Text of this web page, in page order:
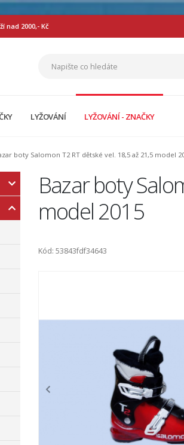
nad 2000,- Kč
LYŽOVÁNÍ LYŽOVÁNÍ - ZNAČKY
boty Salomon T2 RT dětské vel. 18,5 až 21,5 model
Bazar boty
model 2015
Kód: 53843fdf34643